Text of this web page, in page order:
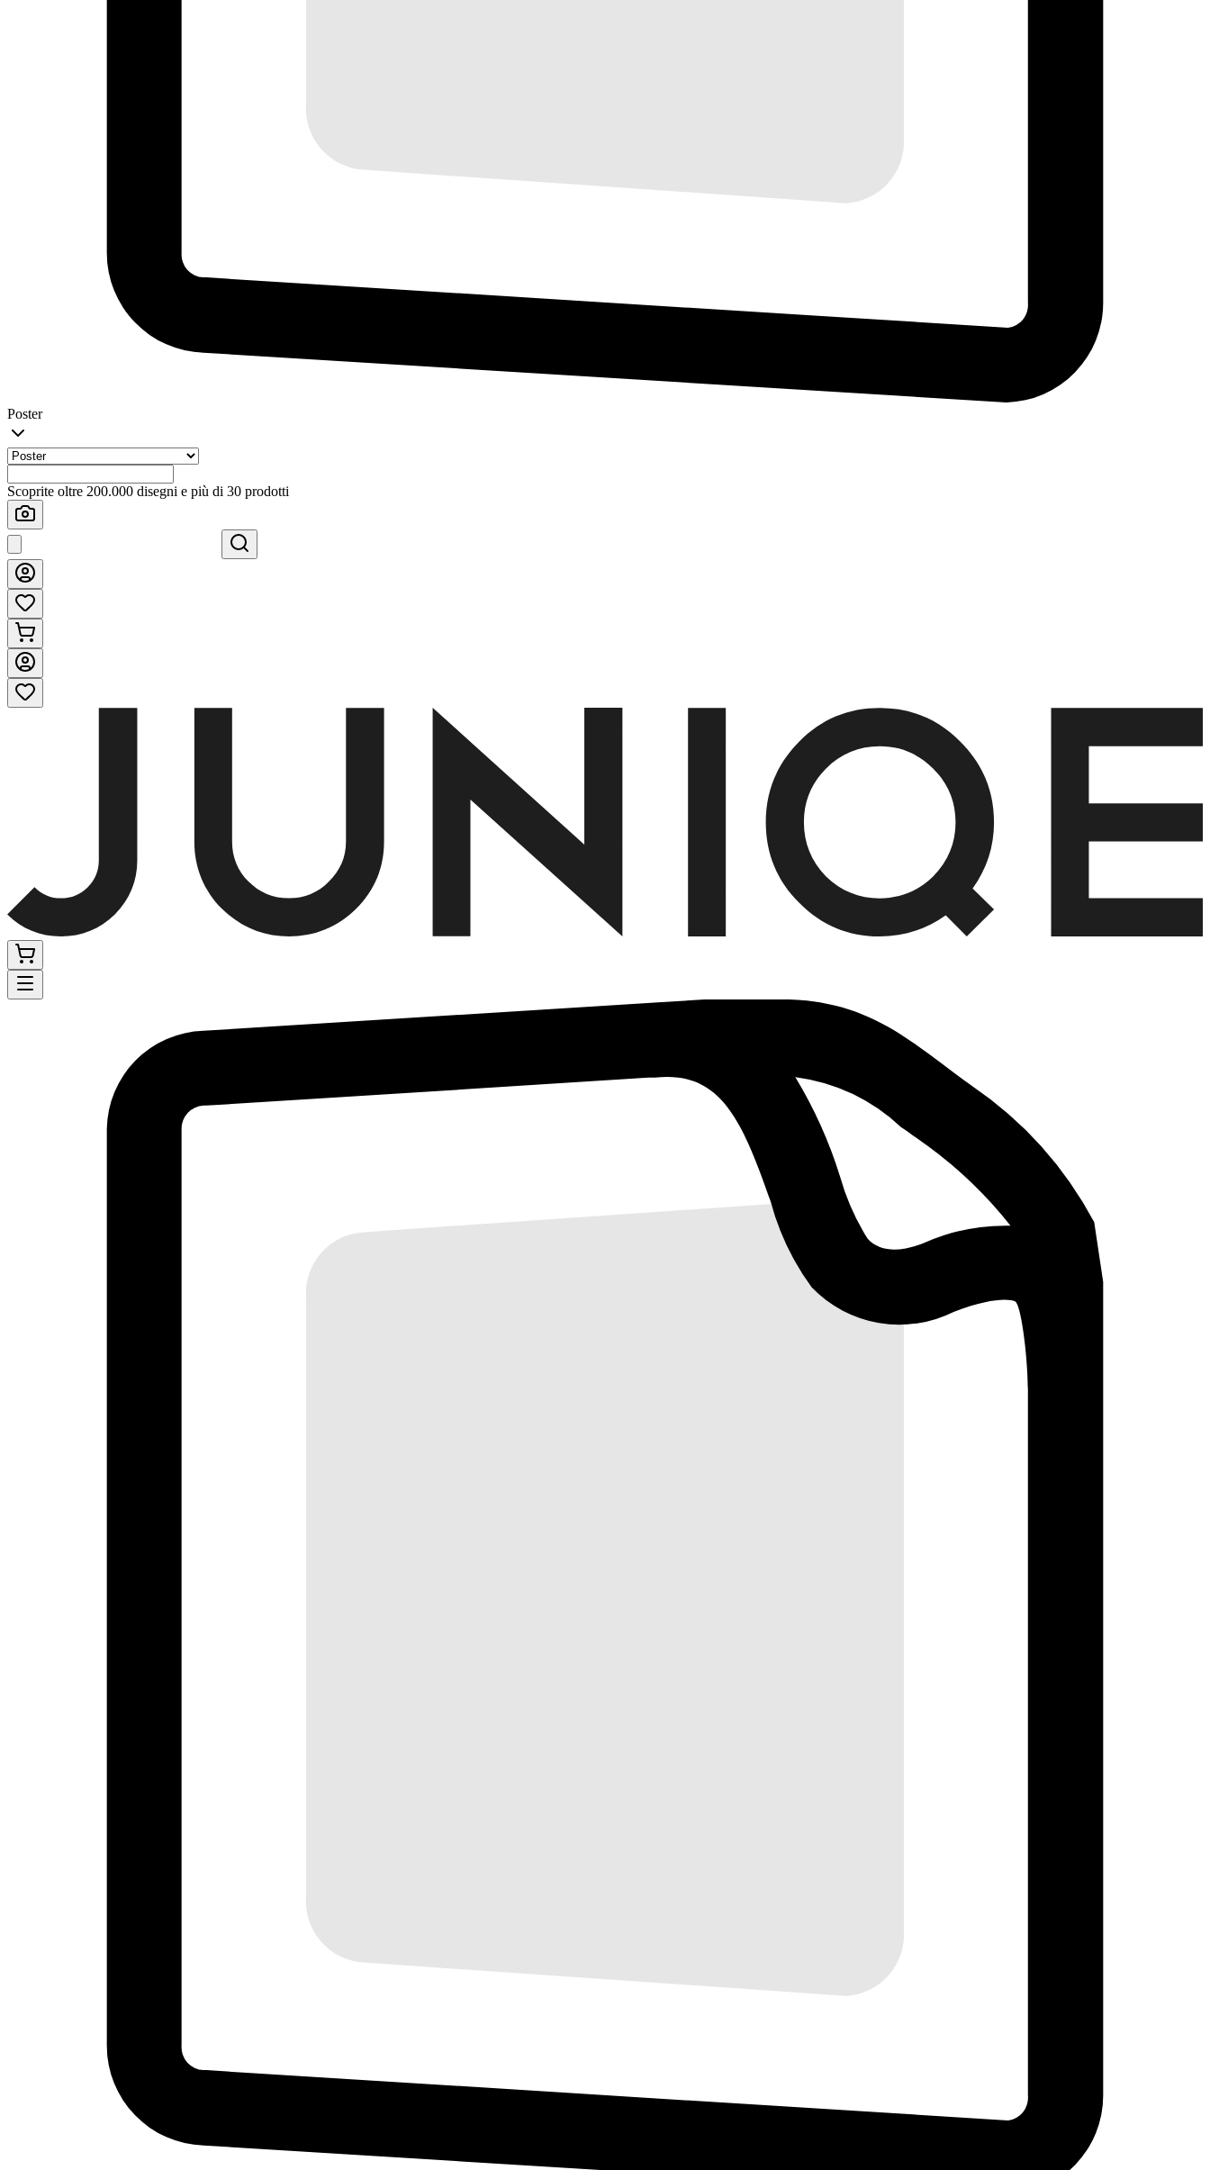
Poster
Scoprite oltre 200.000 disegni e più di 30 prodotti